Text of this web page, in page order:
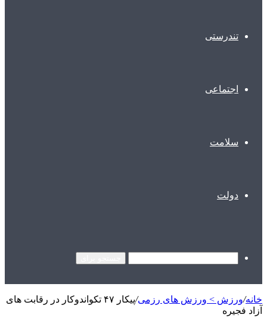
تندرستی
اجتماعی
سلامت
دولت
خانه/ورزش > ورزش های رزمی/
پیکار ۴۷ تکواندوکار در رقابت های
آزاد فجیره